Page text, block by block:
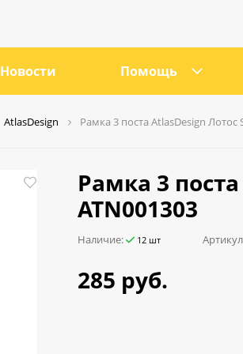
Новости Помощь
AtlasDesign Рамка 3 поста AtlasDesign Лотос
Рамка 3
ATN001303
Наличие: 12 шт
285 руб.